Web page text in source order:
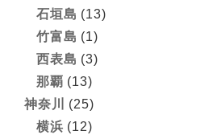
石垣島 (13)
竹富島 (1)
西表島 (3)
那覇 (13)
神奈川
(25)
横浜 (12)